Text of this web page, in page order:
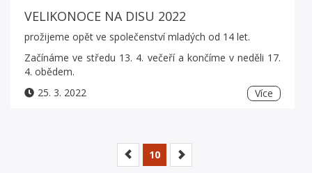
VELIKONOCE NA DISU 2022
prožijeme opět ve společenství mladých od 14 let.
Začínáme ve středu 13. 4. večeří a končíme v neděli 17.
4. obědem.
25. 3. 2022
Více
10